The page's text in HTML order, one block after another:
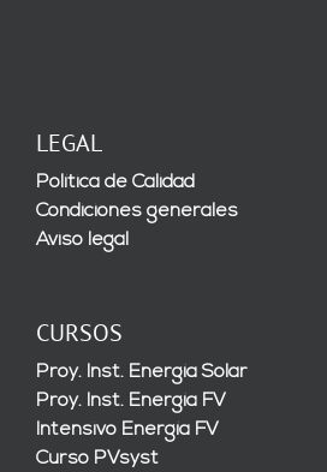
LEGAL
Política de Calidad
Condiciones generales
Aviso legal
CURSOS
Proy. Inst. Energía Solar
Proy. Inst. Energía FV
Intensivo Energía FV
Curso PVsyst